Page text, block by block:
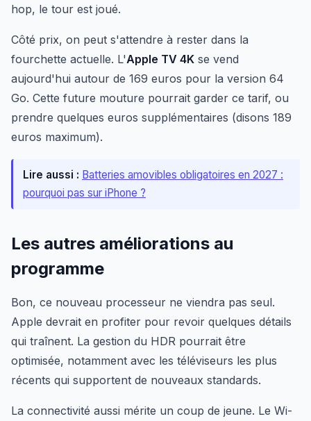
hop, le tour est joué.
Côté prix, on peut s'attendre à rester dans la
fourchette actuelle. L'Apple TV 4K se vend
aujourd'hui autour de 169 euros pour la version 64
Go. Cette future mouture pourrait garder ce tarif, ou
prendre quelques euros supplémentaires (disons 189
euros maximum).
Lire aussi : Batteries amovibles obligatoires en 2027 :
pourquoi pas sur iPhone ?
Les autres améliorations au
programme
Bon, ce nouveau processeur ne viendra pas seul.
Apple devrait en profiter pour revoir quelques détails
qui traînent. La gestion du HDR pourrait être
optimisée, notamment avec les téléviseurs les plus
récents qui supportent de nouveaux standards.
La connectivité aussi mérite un coup de jeune. Le Wi-